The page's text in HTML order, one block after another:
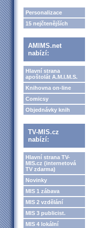
Personalizace
15 nejčtenějších
AMIMS.net
nabízí:
Hlavní strana
apoštolát A.M.I.M.S.
Knihovna on-line
Comicsy
Objednávky knih
TV-MIS.cz
nabízí:
Hlavní strana TV-
MIS.cz (internetová
TV zdarma)
Novinky
MIS 1 zábava
MIS 2 vzdělání
MIS 3 publicist.
MIS 4 lokální